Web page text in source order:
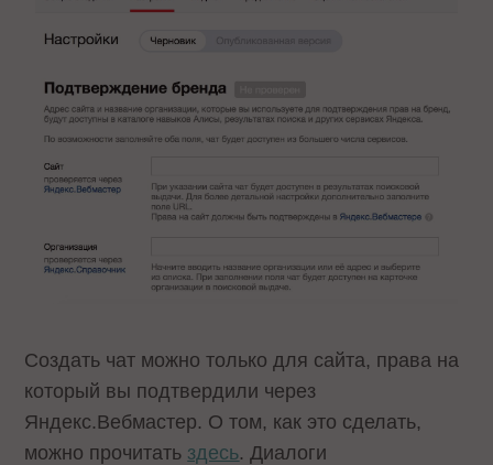
Создать чат можно только для сайта, права на
который вы подтвердили через
Яндекс.Вебмастер. О том, как это сделать,
можно прочитать здесь. Диалоги